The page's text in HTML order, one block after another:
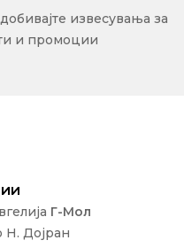
извесувања за
и промоции
Г-Мол
Н. Дојран